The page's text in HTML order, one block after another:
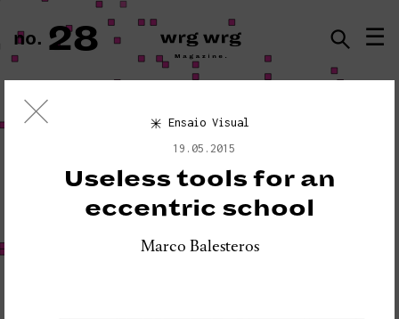
no. 28 ☰
Ensaio Visual
«PLEASE DO NOT DISTURB:
SEISMOGRAPH EQUIPMENT»
Ensaio Visual
19.05.2015
Useless tools for an
eccentric school
Marco Balesteros